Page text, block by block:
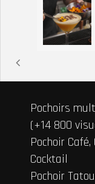
Pochoirs
(+14 800
Pochoir Café,
Cocktail
Pochoir